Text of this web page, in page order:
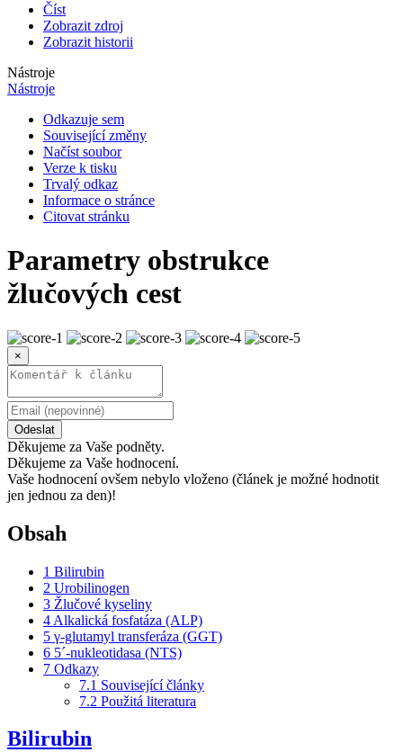
Číst
Zobrazit zdroj
Zobrazit historii
Nástroje
Nástroje
Odkazuje sem
Související změny
Načíst soubor
Verze k tisku
Trvalý odkaz
Informace o stránce
Citovat stránku
Parametry obstrukce
žlučových cest
×
Odeslat
Děkujeme za Vaše podněty.
Děkujeme za Vaše hodnocení.
Vaše hodnocení ovšem nebylo vloženo (článek je možné hodnotit
jen jednou za den)!
Obsah
1 Bilirubin
2 Urobilinogen
3 Žlučové kyseliny
4 Alkalická fosfatáza (ALP)
5 γ-glutamyl transferáza (GGT)
6 5´-nukleotidasa (NTS)
7 Odkazy
7.1 Související články
7.2 Použitá literatura
Bilirubin